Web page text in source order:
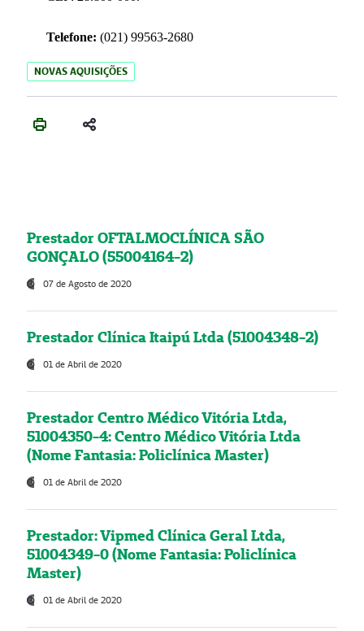
Telefone: (021) 99563-2680
NOVAS AQUISIÇÕES
Prestador OFTALMOCLÍNICA SÃO
GONÇALO (55004164-2)
07 de Agosto de 2020
Prestador Clínica Itaipú Ltda (51004348-2)
01 de Abril de 2020
Prestador Centro Médico Vitória Ltda,
51004350-4: Centro Médico Vitória Ltda
(Nome Fantasia: Policlínica Master)
01 de Abril de 2020
Prestador: Vipmed Clínica Geral Ltda,
51004349-0 (Nome Fantasia: Policlínica
Master)
01 de Abril de 2020